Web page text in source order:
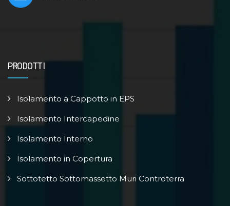
PRODOTTI
Isolamento a Cappotto in EPS
Isolamento Intercapedine
Isolamento Interno
Isolamento in Copertura
Sottotetto Sottomassetto Muri Controterra